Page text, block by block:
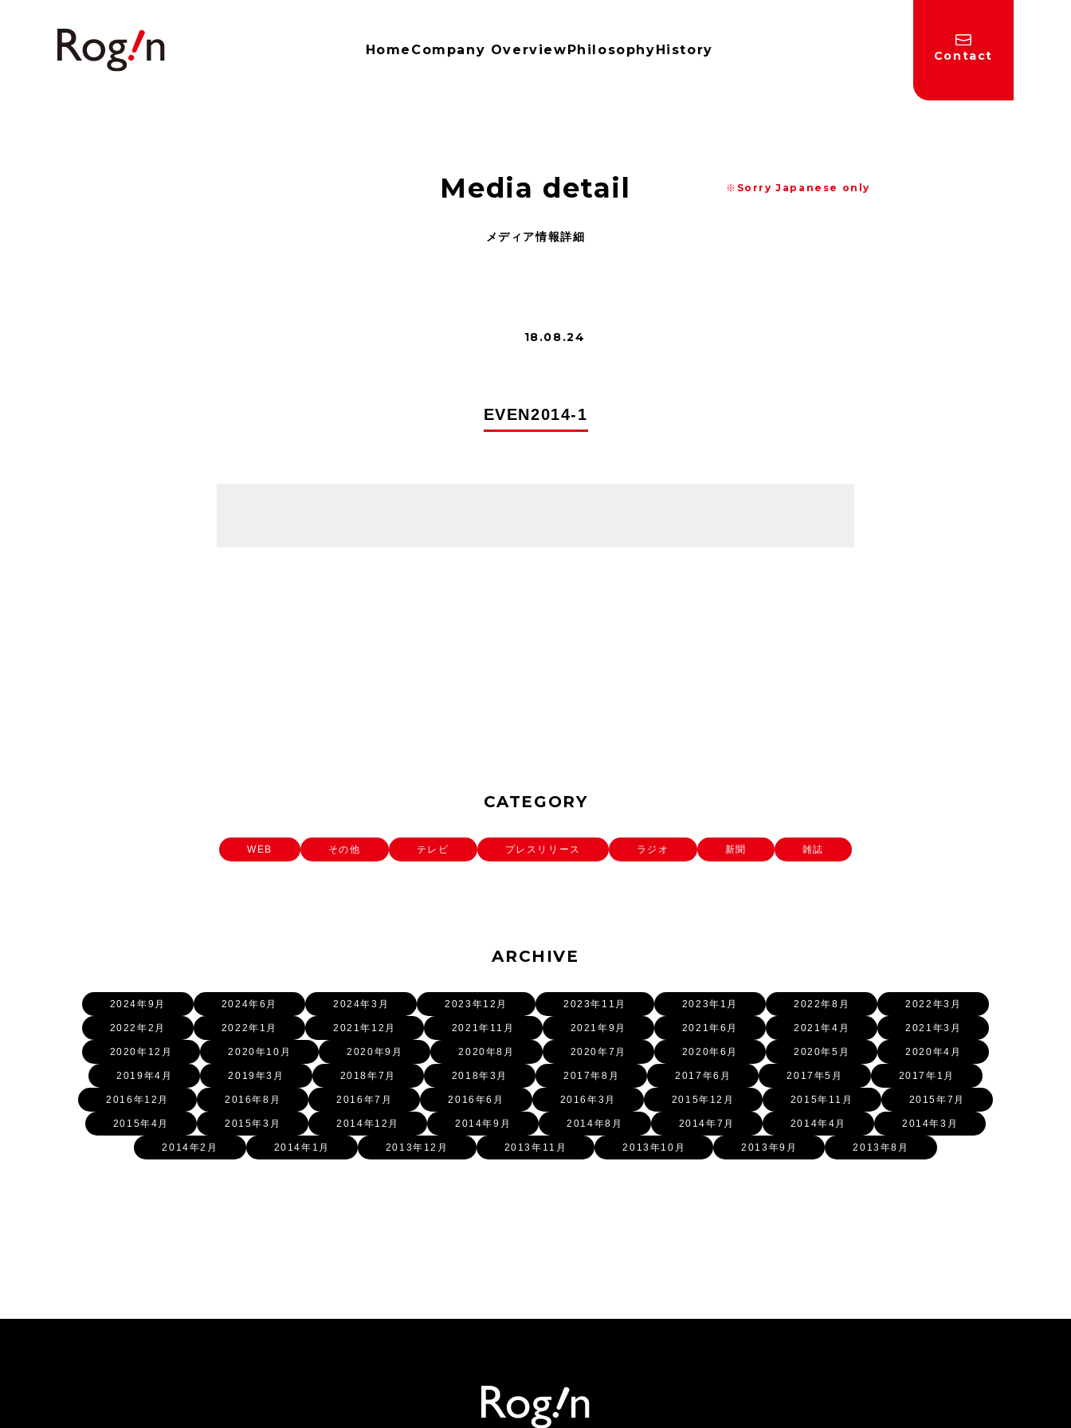
Home Company OverviewPhilosophyHistory Contact
Media detail ※Sorry Japanese only
メディア情報詳細
18.08.24
EVEN2014-1
CATEGORY
WEB その他 テレビ プレスリリース ラジオ 新聞 雑誌
ARCHIVE
2024年9月 2024年6月 2024年3月 2023年12月 2023年11月 2023年1月 2022年8月 2022年3月
2022年2月 2022年1月 2021年12月 2021年11月 2021年9月 2021年6月 2021年4月 2021年3月
2020年12月 2020年10月 2020年9月 2020年8月 2020年7月 2020年6月 2020年5月 2020年4月
2019年4月 2019年3月 2018年7月 2018年3月 2017年8月 2017年6月 2017年5月 2017年1月
2016年12月 2016年8月 2016年7月 2016年6月 2016年3月 2015年12月 2015年11月 2015年7月
2015年4月 2015年3月 2014年12月 2014年9月 2014年8月 2014年7月 2014年4月 2014年3月
2014年2月 2014年1月 2013年12月 2013年11月 2013年10月 2013年9月 2013年8月